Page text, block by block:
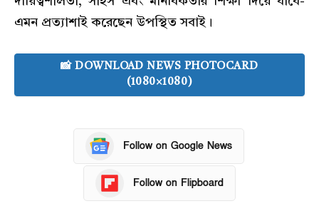
এমন প্রত্যাশাই করেছেন উপস্থিত সবাই।
📸 DOWNLOAD NEWS PHOTOCARD
(1080×1080)
Follow on Google News
Follow on Flipboard